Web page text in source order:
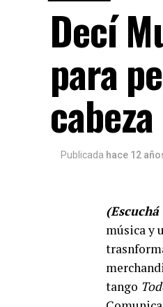
Decí
para
cabeza
Publicada hace 12
música y
tango